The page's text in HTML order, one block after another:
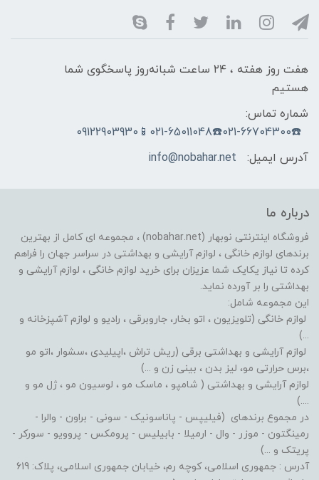
هفت روز هفته ، ۲۴ ساعت شبانه‌روز پاسخگوی شما
هستیم
شماره تماس:
☎️021-66704300☎️021-65011048📱09122903930
آدرس ایمیل:
info@nobahar.net
درباره ما
فروشگاه اینترنتی نوبهار (nobahar.net) ، مجموعه ای کامل از بهترین
برندهای لوازم خانگی ، لوازم آرایشی و بهداشتی در سراسر جهان را فراهم
کرده تا نیاز یکایک شما عزیزان برای خرید لوازم خانگی ، لوازم آرایشی و
بهداشتی را بر آورده نماید.
این مجموعه شامل:
لوازم خانگی (تلویزیون ، اتو بخار، جاروبرقی ، رادیو و لوازم آشپزخانه و
...)
لوازم آرایشی و بهداشتی برقی (ریش تراش ،اپیلیدی ،سشوار ،اتو مو
،برس حرارتی مو، لیز بدن ، بینی زن و ...)
لوازم آرایشی و بهداشتی ( شامپو ، ماسک مو ، لوسیون مو ، ژل مو و
....)
در مجموع برندهای (فیلیپس - پاناسونیک - سونی - براون - والرا -
رمینگتون - موزر - وال - ارمیلا - بابیلیس - پرومکس - پروویو - سورکر -
پریتک و ...)
آدرس : جمهوری اسلامی، کوچه رم، خیابان جمهوری اسلامی، پلاک: 619